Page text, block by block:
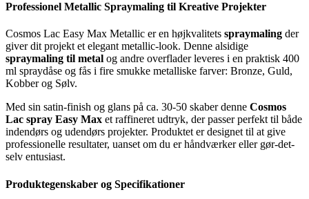
Professionel Metallic Spraymaling til Kreative Projekter
Cosmos Lac Easy Max Metallic er en højkvalitets spraymaling der
giver dit projekt et elegant metallic-look. Denne alsidige
spraymaling til metal og andre overflader leveres i en praktisk 400
ml spraydåse og fås i fire smukke metalliske farver: Bronze, Guld,
Kobber og Sølv.
Med sin satin-finish og glans på ca. 30-50 skaber denne Cosmos
Lac spray Easy Max et raffineret udtryk, der passer perfekt til både
indendørs og udendørs projekter. Produktet er designet til at give
professionelle resultater, uanset om du er håndværker eller gør-det-
selv entusiast.
Produktegenskaber og Specifikationer